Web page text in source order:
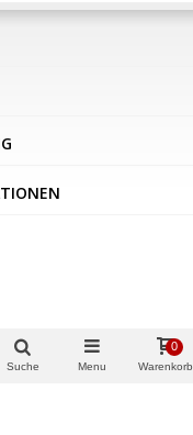
Suche Menu Warenkorb
0